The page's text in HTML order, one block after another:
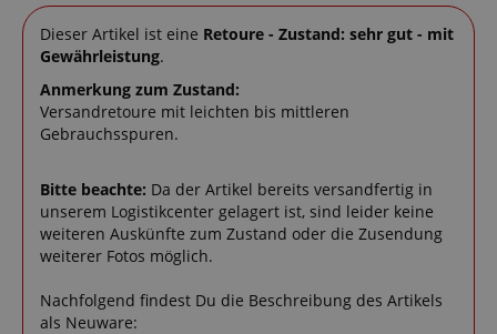
Dieser Artikel ist eine Retoure - Zustand: sehr gut - mit
Gewährleistung.
Anmerkung zum Zustand:
Versandretoure mit leichten bis mittleren
Gebrauchsspuren.
Bitte beachte: Da der Artikel bereits versandfertig in
unserem Logistikcenter gelagert ist, sind leider keine
weiteren Auskünfte zum Zustand oder die Zusendung
weiterer Fotos möglich.
Nachfolgend findest Du die Beschreibung des Artikels
als Neuware: